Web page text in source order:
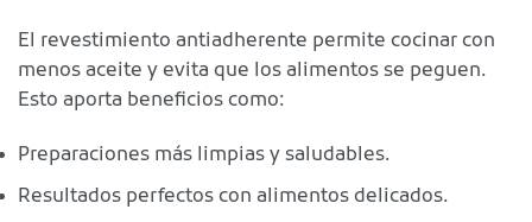
El revestimiento antiadherente permite cocinar con
menos aceite y evita que los alimentos se peguen.
Esto aporta beneficios como:
Preparaciones más limpias y saludables.
Resultados perfectos con alimentos delicados.